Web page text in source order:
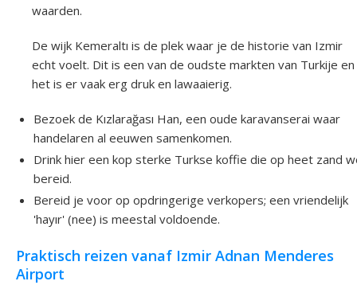
waarden.
De wijk Kemeraltı is de plek waar je de historie van Izmir
echt voelt. Dit is een van de oudste markten van Turkije en
het is er vaak erg druk en lawaaierig.
Bezoek de Kızlarağası Han, een oude karavanserai waar
handelaren al eeuwen samenkomen.
Drink hier een kop sterke Turkse koffie die op heet zand
bereid.
Bereid je voor op opdringerige verkopers; een vriendelijk
'hayır' (nee) is meestal voldoende.
Praktisch reizen vanaf Izmir Adnan Menderes
Airport